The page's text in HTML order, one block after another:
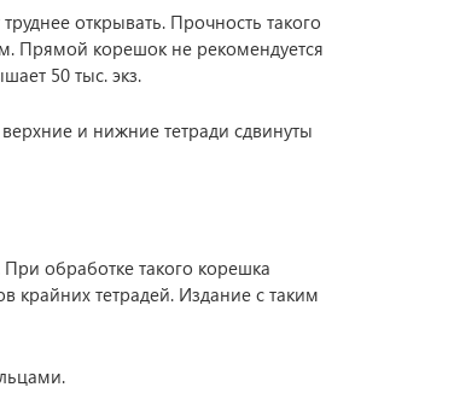
открывать. Прочность такого
Прямой корешок не рекомендуется
50 тыс. экз.
и нижние тетради сдвинуты
обработке такого корешка
крайних тетрадей. Издание с таким